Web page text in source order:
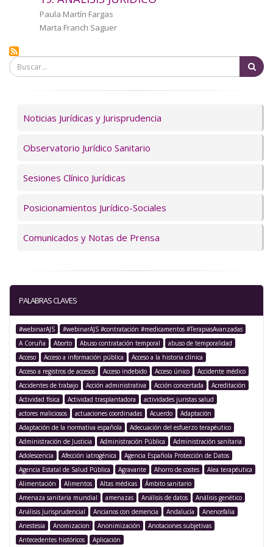
navegación
Autor/a
Paula Martín Fargas
Marta Franch Saguer
Servicios
Noticias Jurídicas y Jurisprudencia
Observatorio Jurídico Sanitario
Sesiones Clínico Jurídicas
Posicionamientos Jurídico-Sociales
Comunicados y Notas de Prensa
PALABRAS CLAVES
#webinarAJS
#webinarAJS #contratación #medicamentos #TerapiasAvanzadas
A Coruña
Aborto Abuso contratación temporal
abuso de temporalidad
Acceso
Acceso a información pública
Acceso a la historia clínica
Acceso a registros de accesos
Acceso indebido Acceso único
Accidente médico
Accidentes de trabajo
Acción administrativa Acción concertada
Acreditación
Actividad física
Actividad trasplantadora
actividades juristas salud
actores maliciosos
actuaciones coordinadas Acuerdo
Adaptación
Adaptación de la normativa española
Adecuación del esfuerzo terapéutico
Administración de Justicia
Administración Pública
Administración sanitaria
Adolescencia
Afección iatrogénica
Agencia Española Protección de Datos
Agencia Estatal de Salud Pública
Agravante Ahorro de costes
Alea terapéutica
Alimentación
Alimentos Altas médicas
Ámbito sanitario
Amenaza sanitaria mundial
amenazas Análisis de datos
Análisis genético
Análisis Jurisprudencial
Ancianos con demencia Andalucía
Anencefalia
Anestesia
Anomizacion Anonimización
Anotaciones subjetivas
Antecedentes históricos
Aplicación